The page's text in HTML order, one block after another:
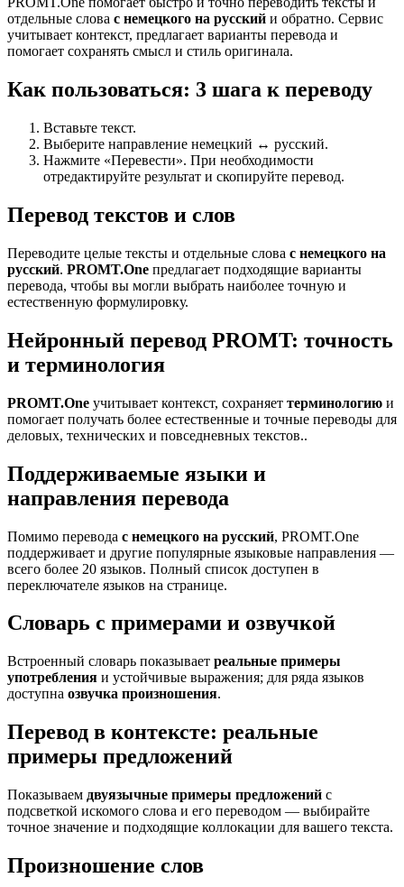
отдельные слова с немецкого на русский и обратно. Сервис
учитывает контекст, предлагает варианты перевода и
помогает сохранять смысл и стиль оригинала.
Как пользоваться: 3 шага к переводу
Вставьте текст.
Выберите направление немецкий ↔ русский.
Нажмите «Перевести». При необходимости
отредактируйте результат и скопируйте перевод.
Перевод текстов и слов
Переводите целые тексты и отдельные слова с немецкого на
русский. PROMT.One предлагает подходящие варианты
перевода, чтобы вы могли выбрать наиболее точную и
естественную формулировку.
Нейронный перевод PROMT: точность
и терминология
PROMT.One учитывает контекст, сохраняет терминологию и
помогает получать более естественные и точные переводы для
деловых, технических и повседневных текстов..
Поддерживаемые языки и
направления перевода
Помимо перевода с немецкого на русский, PROMT.One
поддерживает и другие популярные языковые направления —
всего более 20 языков. Полный список доступен в
переключателе языков на странице.
Словарь с примерами и озвучкой
Встроенный словарь показывает реальные примеры
употребления и устойчивые выражения; для ряда языков
доступна озвучка произношения.
Перевод в контексте: реальные
примеры предложений
Показываем двуязычные примеры предложений с
подсветкой искомого слова и его переводом — выбирайте
точное значение и подходящие коллокации для вашего текста.
Произношение слов